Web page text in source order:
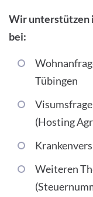
Wir unterstützen
bei:
Tübingen
(Hosting
Weiteren